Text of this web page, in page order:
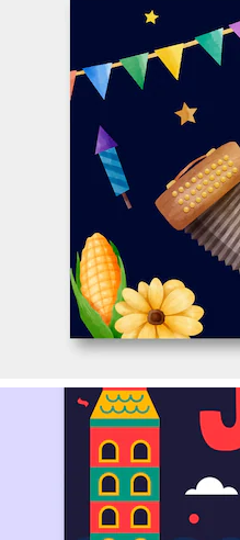
A plataforma criativa para
seu melhor trabalho. Mais
assinantes entre criativos,
agências e estúdios.
Português
Copyright © 2010-